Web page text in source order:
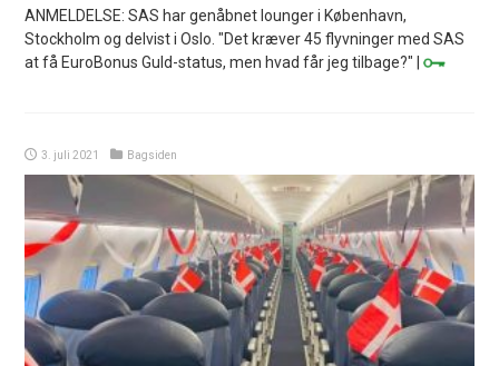
ANMELDELSE: SAS har genåbnet lounger i København,
Stockholm og delvist i Oslo. "Det kræver 45 flyvninger med SAS
at få EuroBonus Guld-status, men hvad får jeg tilbage?" |
3. juli 2021 Bagsiden